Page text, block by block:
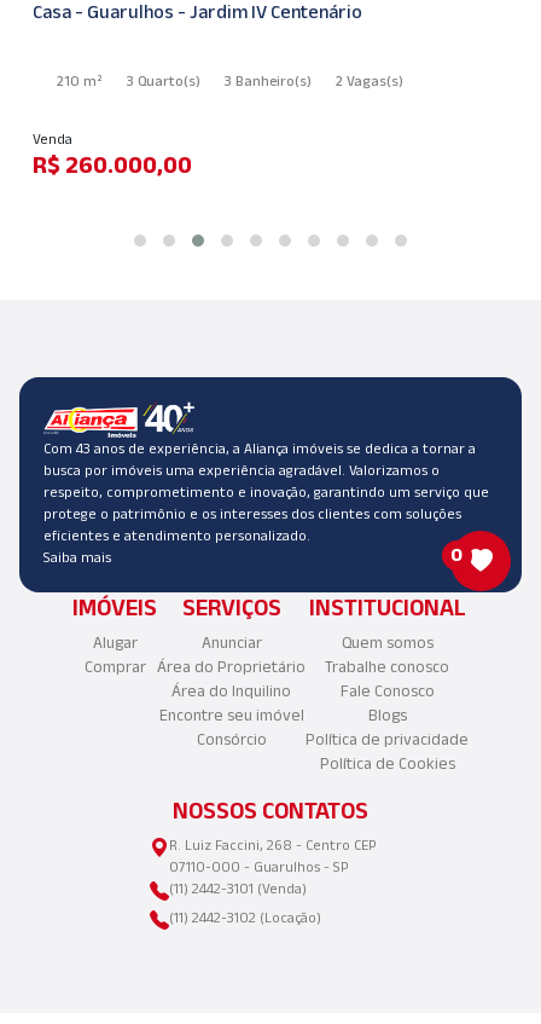
Casa - Guarulhos - Jardim IV Centenário
210 m² 3 Quarto(s) 3 Banheiro(s) 2 Vagas(s)
Venda
R$ 260.000,00
Com 43 anos de experiência, a Aliança imóveis se dedica a tornar a
busca por imóveis uma experiência agradável. Valorizamos o
respeito, comprometimento e inovação, garantindo um serviço que
protege o patrimônio e os interesses dos clientes com soluções
eficientes e atendimento personalizado.
Saiba mais
IMÓVEIS
Alugar
Comprar
SERVIÇOS
Anunciar
Área do Proprietário
Área do Inquilino
Encontre seu imóvel
Consórcio
INSTITUCIONAL
Quem somos
Trabalhe conosco
Fale Conosco
Blogs
Política de privacidade
Política de Cookies
NOSSOS CONTATOS
R. Luiz Faccini, 268 - Centro CEP
07110-000 - Guarulhos - SP
(11) 2442-3101 (Venda)
(11) 2442-3102 (Locação)
0